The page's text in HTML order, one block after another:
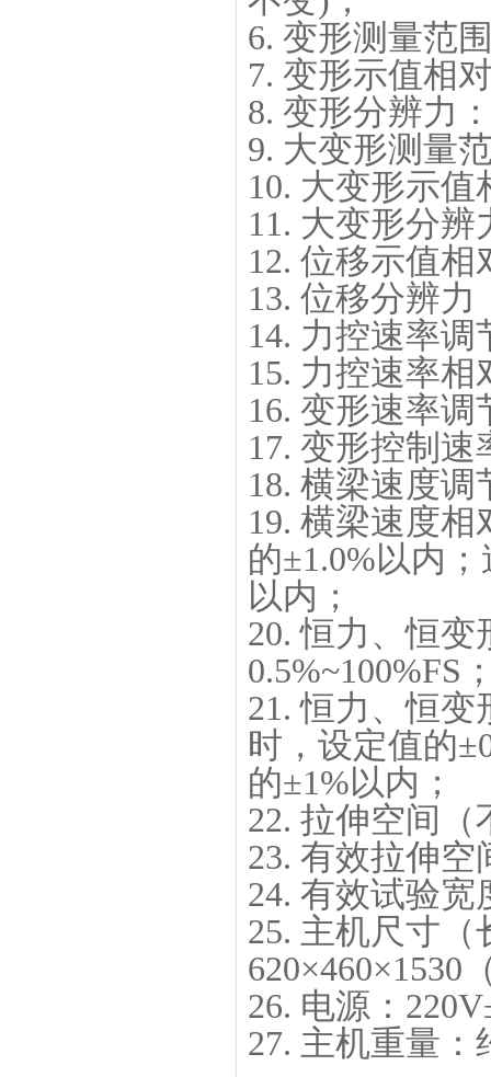
6. 变形测量范
7. 变形示值相
8. 变形分辨力
9. 大变形测量
10. 大变形示值
11. 大变形分辨
12. 位移示值
13. 位移分辨力
14. 力控速率调
15. 力控速率
16. 变形速率调
17. 变形控制
18. 横梁速度调
19. 横梁速度相
的±1.0%以内
以内；
20. 恒力、恒
0.5%~100%FS
21. 恒力、恒变
时，设定值的
的±1%以内；
22. 拉伸空间（
23. 有效拉伸空
24. 有效试验宽
25. 主机尺寸
620×460×1530
26. 电源：
27. 主机重量：